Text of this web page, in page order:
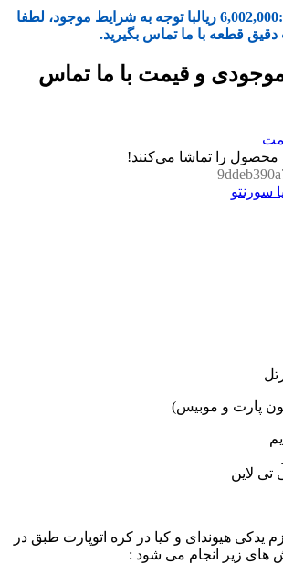
6,002,000 ریالبا توجه به شرایط موجود، لطفا
قطعه با ما تماس بگیرید.
و قیمت با ما تماس
محصول را تماشا می‌کنند!
سورنتو
پارت و موبیس)
تی لاین
یدکی هیوندای و کیا در کره اتوپارت طبق در
زیر انجام می شود :